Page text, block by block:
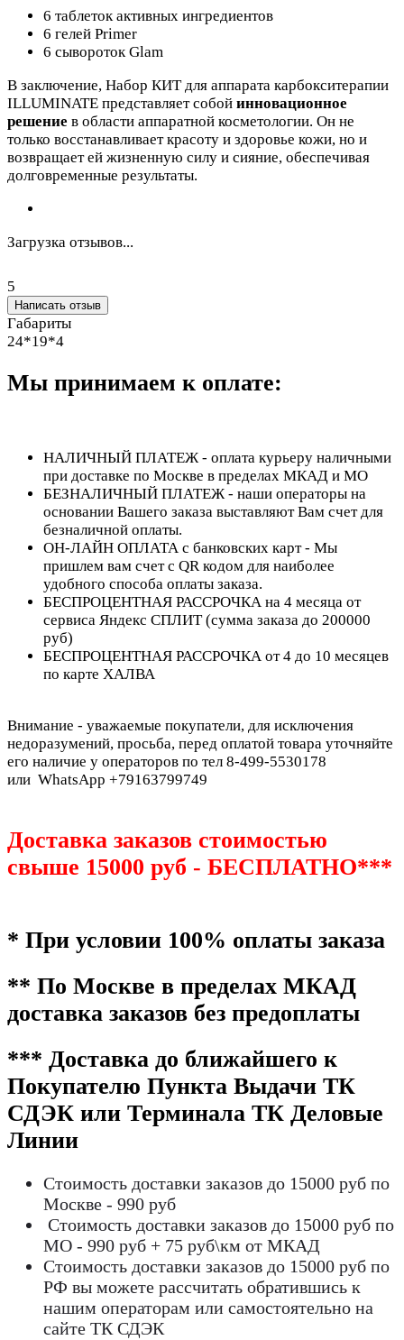
6 таблеток активных ингредиентов
6 гелей Primer
6 сывороток Glam
В заключение, Набор КИТ для аппарата карбокситерапии
ILLUMINATE представляет собой инновационное
решение в области аппаратной косметологии. Он не
только восстанавливает красоту и здоровье кожи, но и
возвращает ей жизненную силу и сияние, обеспечивая
долговременные результаты.
Загрузка отзывов...
5
Написать отзыв
Габариты
24*19*4
Мы принимаем к оплате:
НАЛИЧНЫЙ ПЛАТЕЖ - оплата курьеру наличными
при доставке по Москве в пределах МКАД и МО
БЕЗНАЛИЧНЫЙ ПЛАТЕЖ - наши операторы на
основании Вашего заказа выставляют Вам счет для
безналичной оплаты.
ОН-ЛАЙН ОПЛАТА с банковских карт - Мы
пришлем вам счет с QR кодом для наиболее
удобного способа оплаты заказа.
БЕСПРОЦЕНТНАЯ РАССРОЧКА на 4 месяца от
сервиса Яндекс СПЛИТ (сумма заказа до 200000
руб)
БЕСПРОЦЕНТНАЯ РАССРОЧКА от 4 до 10 месяцев
по карте ХАЛВА
Внимание - уважаемые покупатели, для исключения
недоразумений, просьба, перед оплатой товара уточняйте
его наличие у операторов по тел 8-499-5530178
или WhatsApp +79163799749
Доставка заказов стоимостью
свыше 15000 руб - БЕСПЛАТНО***
* При условии 100% оплаты заказа
** По Москве в пределах МКАД
доставка заказов без предоплаты
*** Доставка до ближайшего к
Покупателю Пункта Выдачи ТК
СДЭК или Терминала ТК Деловые
Линии
Стоимость доставки заказов до 15000 руб по
Москве - 990 руб
Стоимость доставки заказов до 15000 руб по
МО - 990 руб + 75 руб\км от МКАД
Стоимость доставки заказов до 15000 руб по
РФ вы можете рассчитать обратившись к
нашим операторам или самостоятельно на
сайте ТК СДЭК